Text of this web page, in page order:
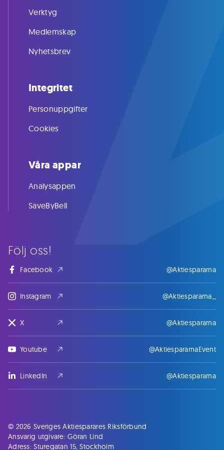
Följ oss!
Facebook @Aktiespararna
Instagram @Aktiespararna_
X @Aktiespararna
Youtube @AktiespararnaEvent
LinkedIn @Aktiespararna
Verktyg
Medlemskap
Nyhetsbrev
Integritet
Personuppgifter
Cookies
Våra appar
Analysappen
SaveByBell
© 2026 Sveriges Aktiesparares Riksförbund
Ansvarig utgivare: Göran Lind
Adress: Sturegatan 15, Stockholm